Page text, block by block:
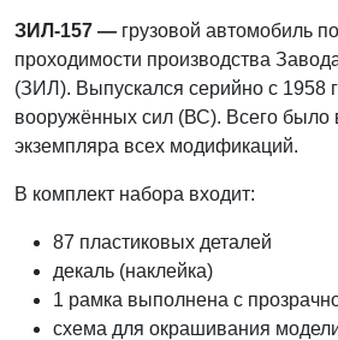
ЗИЛ-157 — грузовой автомобиль
проходимости производства
(ЗИЛ). Выпускался серийно с 1958
вооружённых сил (ВС). Всего
экземпляра всех модификаций.
В комплект набора входит:
87 пластиковых деталей
декаль (наклейка)
1 рамка выполнена с
схема для окрашивания